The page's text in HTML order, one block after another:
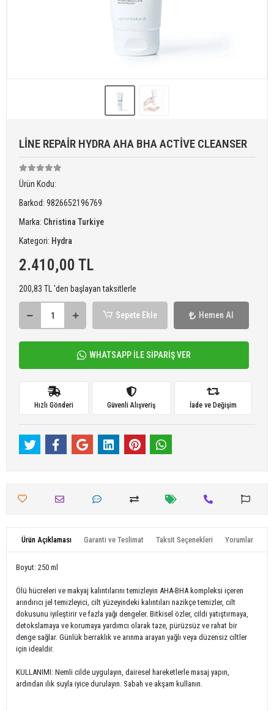
LİNE REPAİR HYDRA AHA BHA ACTİVE CLEANSER
Ürün Kodu:
Barkod: 9826652196769
Marka: Christina Turkiye
Kategori: Hydra
2.410,00 TL
200,83 TL 'den başlayan taksitlerle
Sepete Ekle Hemen Al
WHATSAPP İLE SİPARİŞ VER
Hızlı Gönderi Güvenli Alışveriş İade ve Değişim
Ürün Açıklaması Garanti ve Teslimat Taksit Seçenekleri Yorumlar
Boyut: 250 ml
Ölü hücreleri ve makyaj kalıntılarını temizleyin AHA-BHA kompleksi içeren
arındırıcı jel temizleyici, cilt yüzeyindeki kalıntıları nazikçe temizler, cilt
dokusunu iyileştirir ve fazla yağı dengeler. Bitkisel özler, cildi yatıştırmaya,
detokslamaya ve korumaya yardımcı olarak taze, pürüzsüz ve rahat bir
denge sağlar. Günlük berraklık ve arınma arayan yağlı veya düzensiz ciltler
için idealdir.
KULLANIMI: Nemli cilde uygulayın, dairesel hareketlerle masaj yapın,
ardından ılık suyla iyice durulayın. Sabah ve akşam kullanın.